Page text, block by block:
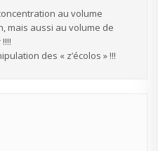
au volume
mais aussi au volume de
des « z’écolos » !!!